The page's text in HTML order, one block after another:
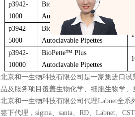
p3942-
1000
BioPette™ Plus
Autoclavable Pipettes
p3942-
5000
BioPette™ Plus
Autoclavable Pipettes
p3942-
10000
BioPette™ Plus
Autoclavable Pipettes
北京和一生物科技有限公司是一家集进口
品及服务项目覆盖生物化学、细胞生物学
北京和一生物科技有限公司代理Labnet全
签下代理，sigma、santa、RD、Labnet、